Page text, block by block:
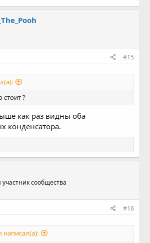
#15
?
как раз видны оба
конденсатора.
сообщества
#16
написал(а):